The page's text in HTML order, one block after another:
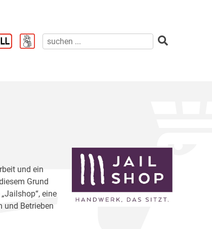
und ein
Grund
eine
und Betrieben